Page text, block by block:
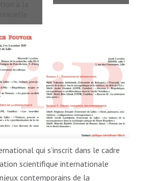
qui s’inscrit dans le cadre
scientifique internationale
contemporains de la